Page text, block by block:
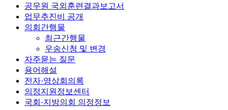
공무원 국외훈련결과보고서
업무추진비 공개
의회간행물
최근간행물
우송신청 및 변경
자주묻는 질문
용어해설
전자·영상회의록
의정지원정보센터
국회·지방의회 의정정보